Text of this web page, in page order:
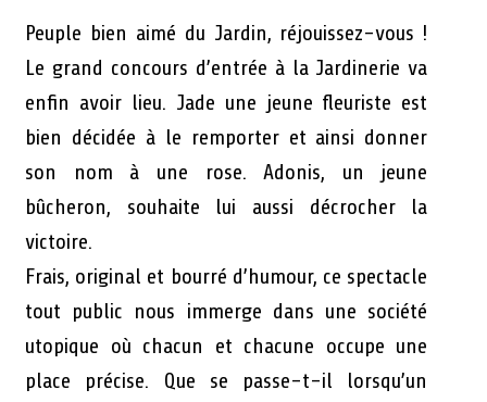
Peuple bien aimé du Jardin, réjouissez-vous !
Le grand concours d’entrée à la Jardinerie va
enfin avoir lieu. Jade une jeune fleuriste est
bien décidée à le remporter et ainsi donner
son nom à une rose. Adonis, un jeune
bûcheron, souhaite lui aussi décrocher la
victoire.
Frais, original et bourré d’humour, ce spectacle
tout public nous immerge dans une société
utopique où chacun et chacune occupe une
place précise. Que se passe-t-il lorsqu’un